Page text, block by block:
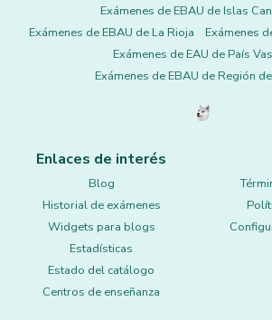
Exámenes de EBAU de Islas
Exámenes de EBAU de La Rioja
Exámenes
Exámenes de EAU de País
Exámenes de EBAU de Región
Enlaces de interés
Blog
Historial de exámenes
Widgets para blogs
Estadísticas
Estado del catálogo
Centros de enseñanza